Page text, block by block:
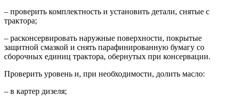
– проверить комплектность и установить детали, снятые с
трактора;
– расконсервировать наружные поверхности, покрытые
защитной смазкой и снять парафинированную бумагу со
сборочных единиц трактора, обернутых при консервации.
Проверить уровень и, при необходимости, долить масло:
– в картер дизеля;